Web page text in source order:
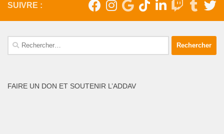
SUIVRE :
Rechercher :
FAIRE UN DON ET SOUTENIR L’ADDAV